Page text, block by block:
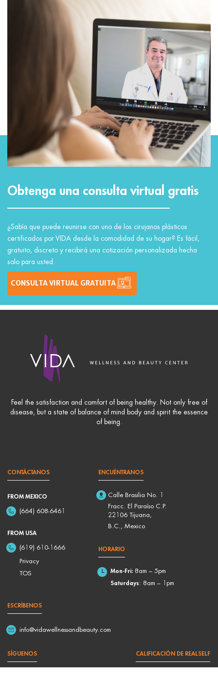
Obtenga una consulta virtual gratis
¿Sabía que puede reunirse con uno de los cirujanos plásticos
certificados por VIDA desde la comodidad de su hogar? Es fácil,
gratuito, discreto y recibirá una cotización personalizada hecha
solo para usted.
CONSULTA VIRTUAL GRATUITA
Feel the satisfaction and comfort of being healthy. Not only free of
disease, but a state of balance of mind body and spirit the essence
of being.
CONTÁCTANOS
FROM MEXICO
(664) 608-6461
FROM USA
(619) 610-1666
Privacy
TOS
ENCUÉNTRANOS
Calle Brasilia No. 1
Fracc. El Paraíso C.P.
22106 Tijuana,
B.C., Mexico
HORARIO
Mon-Fri:8am – 5pm
Saturdays: 8am – 1pm
ESCRÍBENOS
info@vidawellnessandbeauty.com
SÍGUENOS CALIFICACIÓN DE REALSELF